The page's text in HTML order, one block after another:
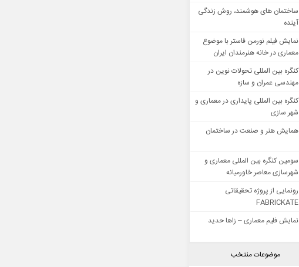
ساختمان های هوشمند، روش زندگی
آینده
نمایش فیلم نورمن فاستر با موضوع
معماری در خانه هنرمندان ایران
کنگره بین المللی تحولات نوین در
مهندسی عمران و سازه
کنگره بین المللی پایداری در معماری و
شهر سازی
همایش هنر و صنعت در ساختمان
سومین کنگره بین المللی معماری و
شهرسازی معاصر خاورمیانه
رونمایی از پروژه تحقیقاتی
FABRICKATE
نمایش فلیم معماری – زاها حدید
موضوعات منتخب